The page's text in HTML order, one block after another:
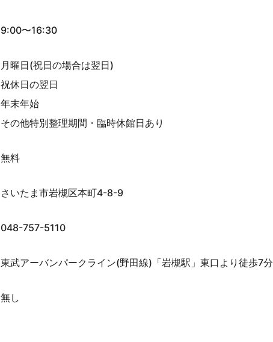
9:00〜16:30
月曜日(祝日の場合は翌日)
祝休日の翌日
年末年始
その他特別整理期間・臨時休館日あり
無料
さいたま市岩槻区本町4-8-9
048-757-5110
東武アーバンパークライン(野田線)「岩槻駅」東口より徒歩7分
無し